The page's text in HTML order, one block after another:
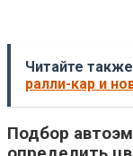
Читайте
ралли-кар и
Подбор